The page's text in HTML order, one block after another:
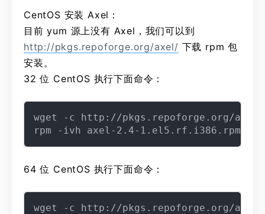
CentOS 安装 Axel：
目前 yum 源上没有 Axel，我们可以到
http://pkgs.repoforge.org/axel/ 下载 rpm 包
安装。
32 位 CentOS 执行下面命令：
wget -c http://pkgs.repoforge.org/
64 位 CentOS 执行下面命令：
wget -c http://pkgs.repoforge.org/